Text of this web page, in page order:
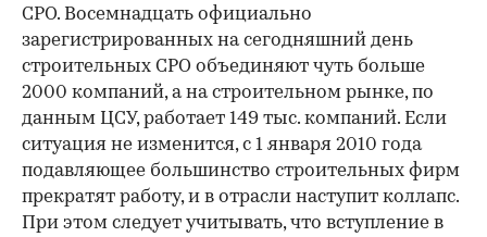
СРО. Восемнадцать официально
зарегистрированных на сегодняшний день
строительных СРО объединяют чуть больше
2000 компаний, а на строительном рынке, по
данным ЦСУ, работает 149 тыс. компаний. Если
ситуация не изменится, с 1 января 2010 года
подавляющее большинство строительных фирм
прекратят работу, и в отрасли наступит коллапс.
При этом следует учитывать, что вступление в